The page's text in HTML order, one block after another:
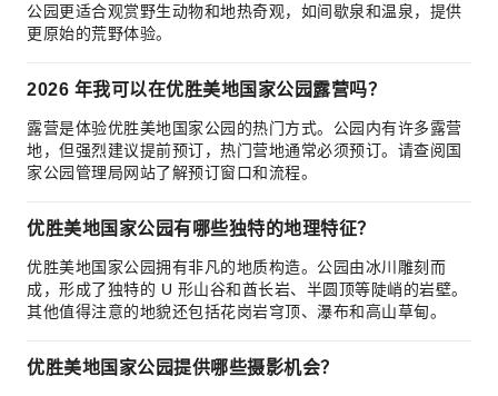
公园更适合观赏野生动物和地热奇观，如间歇泉和温泉，提供
更原始的荒野体验。
2026 年我可以在优胜美地国家公园露营吗？
露营是体验优胜美地国家公园的热门方式。公园内有许多露营
地，但强烈建议提前预订，热门营地通常必须预订。请查阅国
家公园管理局网站了解预订窗口和流程。
优胜美地国家公园有哪些独特的地理特征？
优胜美地国家公园拥有非凡的地质构造。公园由冰川雕刻而
成，形成了独特的 U 形山谷和酋长岩、半圆顶等陡峭的岩壁。
其他值得注意的地貌还包括花岗岩穹顶、瀑布和高山草甸。
优胜美地国家公园提供哪些摄影机会？